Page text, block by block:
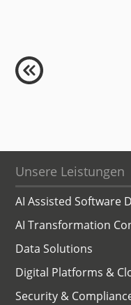
Unsere Leistungen
AI Assisted Software
AI Transformation
Data Solutions
Digital Platforms &
Security &